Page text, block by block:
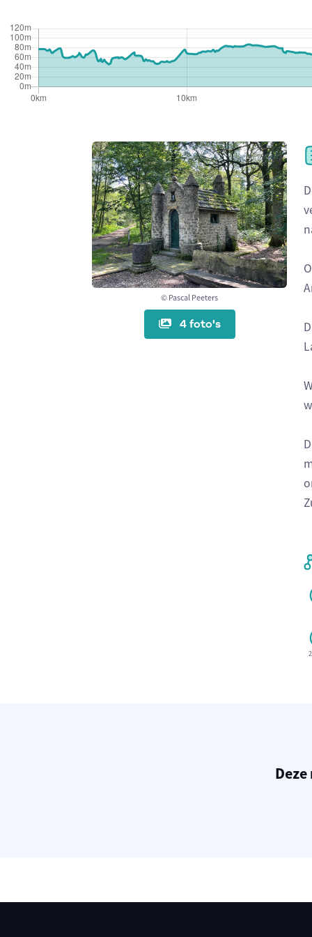
© Pascal Peeters
4 foto's